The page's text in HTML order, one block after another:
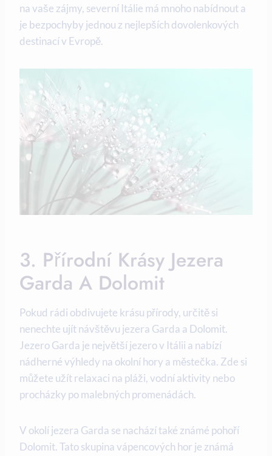
na vaše zájmy, severní Itálie má mnoho nabídnout a
je bezpochyby jednou z nejlepších dovolenkových
destinací v Evropě.
3. Přírodní Krásy Jezera
Garda A Dolomit
Pokud rádi obdivujete krásu přírody, určitě si
nenechte ujít návštěvu jezera Garda a Dolomit.
Jezero Garda je největší jezero v Itálii a nabízí
nádherné výhledy na okolní hory a městečka. Zde si
můžete užít relaxaci na pláži, vodní aktivity nebo
procházky po malebných promenádách.
V okolí jezera Garda se nachází také známé pohoří
Dolomit. Tato skupina vápencových hor je známá